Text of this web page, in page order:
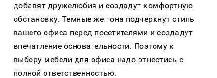
добавят дружелюбия и создадут комфортную
обстановку. Темные же тона подчеркнут стиль
вашего офиса перед посетителями и создадут
впечатление основательности. Поэтому к
выбору мебели для офиса надо отнестись с
полной ответственностью.